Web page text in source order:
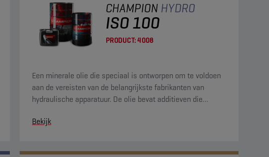
CHAMPION HYDRO
ISO 100
PRODUCT:4008
Een minerale olie die speciaal is ontworpen om te voldoen
aan de vereisten van de belangrijkste fabrikanten van
hydraulische apparatuur. De olie bevat additieven die
Bekijk